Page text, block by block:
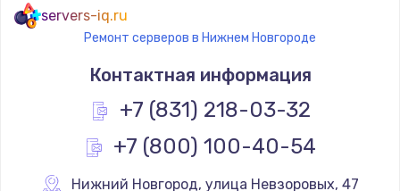
servers-iq.ru
Ремонт серверов в Нижнем Новгороде
Контактная информация
+7 (831) 218-03-32
+7 (800) 100-40-54
Нижний Новгород, улица Невзоровых, 47